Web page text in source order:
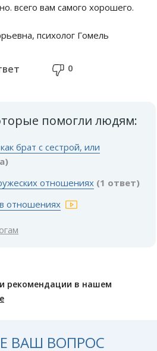
всего вам самого хорошего.
психолог Гомель
0
помогли людям:
брат с сестрой, или
отношениях (1 ответ)
отношениях
рекомендации в нашем
ВАШ ВОПРОС